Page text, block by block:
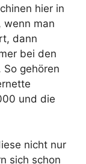
hier in
wenn man
dann
bei den
gehören
und die
nicht nur
sich schon